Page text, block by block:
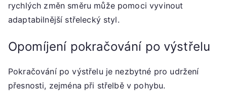
rychlých změn směru může pomoci vyvinout
adaptabilnější střelecký styl.
Opomíjení pokračování po výstřelu
Pokračování po výstřelu je nezbytné pro udržení
přesnosti, zejména při střelbě v pohybu.